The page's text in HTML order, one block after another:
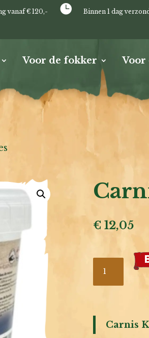
vanaf € 120,-  Binnen 1 dag
Voor de fokker Voor
€ 12,05
Carnis
Kabeljauw
aantal
Carnis